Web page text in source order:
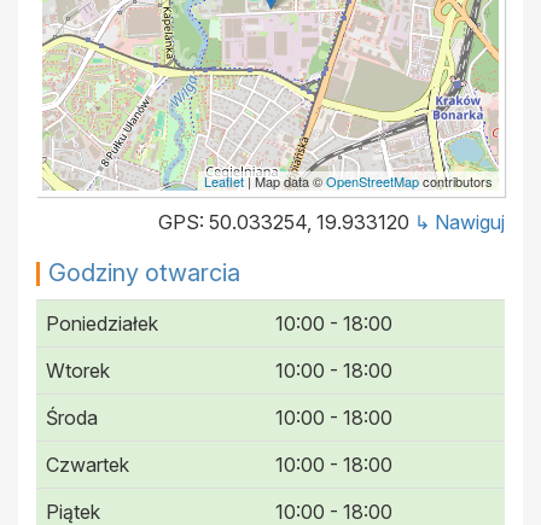
Leaflet| Map data ©OpenStreetMapcontributors
GPS: 50.033254, 19.933120 ↳ Nawiguj
Godziny otwarcia
Poniedziałek
10:00 - 18:00
Wtorek
10:00 - 18:00
Środa
10:00 - 18:00
Czwartek
10:00 - 18:00
Piątek
10:00 - 18:00